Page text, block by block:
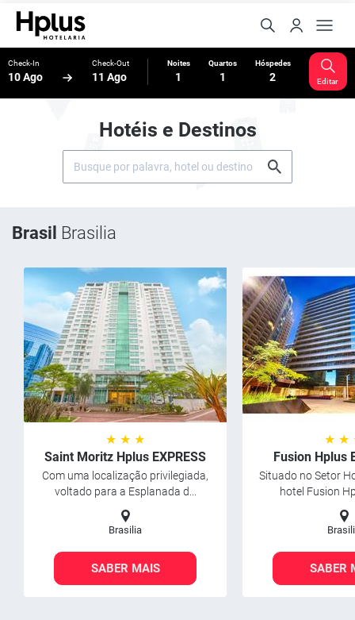
Check-In
10 Ago
Check-Out
11 Ago
Noites
1
Quartos
1
Hóspedes
2 Editar
Hotéis e Destinos
Brasil Brasilia
★ ★ ★
Saint Moritz Hplus EXPRESS
Com uma localização privilegiada,
voltado para a Esplanada d...
Brasilia
SABER MAIS
★ ★
Fusion Hplus
Situado no Setor
hotel Fusion
SABER